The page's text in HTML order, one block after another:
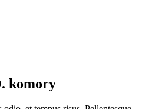
komory